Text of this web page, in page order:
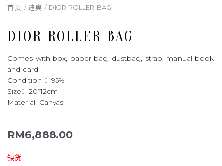
首页 / 迪奥 / DIOR ROLLER BAG
DIOR ROLLER BAG
Comes with box, paper bag, dustbag, strap, manual book
and card
Condition ：96%
Size：20*12cm
Material: Canvas
RM6,888.00
缺货